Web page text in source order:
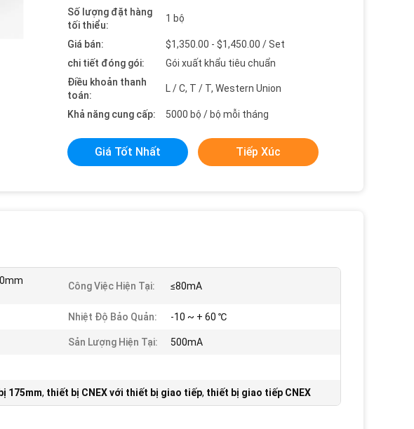
Số lượng đặt hàng
tối thiểu:
1 bộ
Giá bán:
$1,350.00 - $1,450.00 / Set
chi tiết đóng gói:
Gói xuất khẩu tiêu chuẩn
Điều khoản thanh
toán:
L / C, T / T, Western Union
Khả năng cung cấp: 5000 bộ / bộ mỗi tháng
Giá Tốt Nhất Tiếp Xúc
Công Việc Hiện Tại: ≤80mA
Nhiệt Độ Bảo Quản: -10 ~ + 60 ℃
Sản Lượng Hiện Tại: 500mA
175mm, thiết bị CNEX với thiết bị giao tiếp, thiết bị giao tiếp CNEX